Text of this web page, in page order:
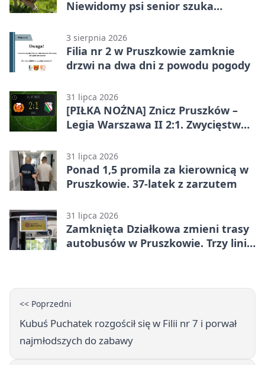
Niewidomy psi senior szuka
3 sierpnia 2026
Filia nr 2 w Pruszkowie zamknie
drzwi na dwa dni z powodu pogody
31 lipca 2026
[PIŁKA NOŻNA] Znicz Pruszków –
Legia Warszawa II 2:1. Zwycięstwo
minucie
31 lipca 2026
Ponad 1,5 promila za kierownicą w
Pruszkowie. 37-latek z zarzutem
31 lipca 2026
Zamknięta Działkowa zmieni trasy
autobusów w Pruszkowie. Trzy linie
<< Poprzedni
Kubuś Puchatek rozgościł się w Filii nr 7 i porwał
najmłodszych do zabawy